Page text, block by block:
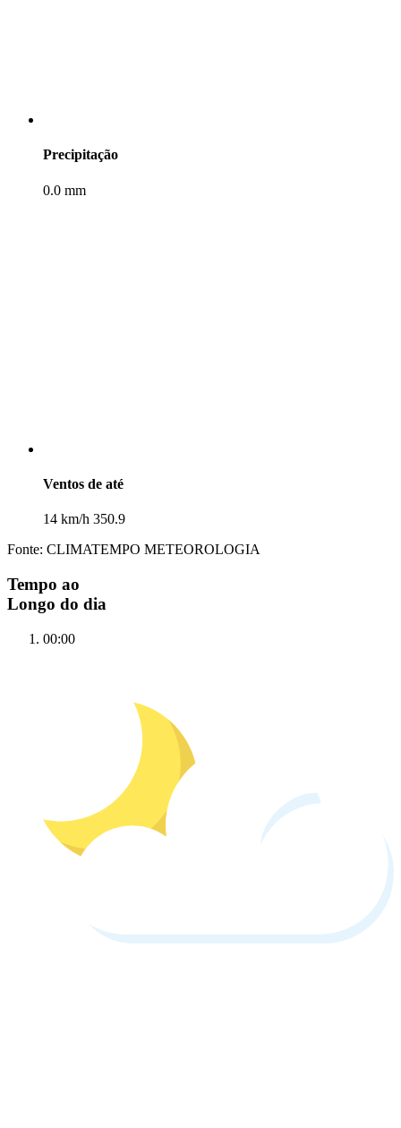
Precipitação
0.0 mm
Ventos de até
14 km/h 350.9
Fonte: CLIMATEMPO METEOROLOGIA
Tempo ao
Longo do dia
00:00